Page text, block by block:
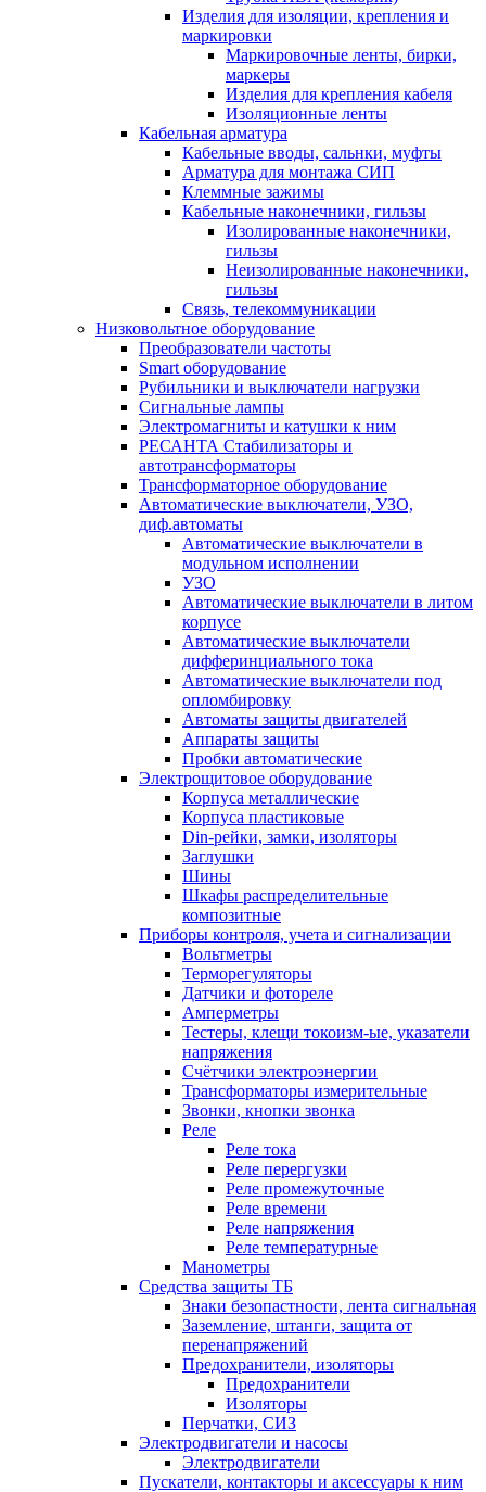
Изделия для изоляции, крепления и
маркировки
Маркировочные ленты, бирки,
маркеры
Изделия для крепления кабеля
Изоляционные ленты
Кабельная арматура
Кабельные вводы, сальнки, муфты
Арматура для монтажа СИП
Клеммные зажимы
Кабельные наконечники, гильзы
Изолированные наконечники,
гильзы
Неизолированные наконечники,
гильзы
Связь, телекоммуникации
Низковольтное оборудование
Преобразователи частоты
Smart оборудование
Рубильники и выключатели нагрузки
Сигнальные лампы
Электромагниты и катушки к ним
РЕСАНТА Стабилизаторы и
автотрансформаторы
Трансформаторное оборудование
Автоматические выключатели, УЗО,
диф.автоматы
Автоматические выключатели в
модульном исполнении
УЗО
Автоматические выключатели в литом
корпусе
Автоматические выключатели
дифферинциального тока
Автоматические выключатели под
опломбировку
Автоматы защиты двигателей
Аппараты защиты
Пробки автоматические
Электрощитовое оборудование
Корпуса металлические
Корпуса пластиковые
Din-рейки, замки, изоляторы
Заглушки
Шины
Шкафы распределительные
композитные
Приборы контроля, учета и сигнализации
Вольтметры
Терморегуляторы
Датчики и фотореле
Амперметры
Тестеры, клещи токоизм-ые, указатели
напряжения
Счётчики электроэнергии
Трансформаторы измерительные
Звонки, кнопки звонка
Реле
Реле тока
Реле перергузки
Реле промежуточные
Реле времени
Реле напряжения
Реле температурные
Манометры
Средства защиты ТБ
Знаки безопастности, лента сигнальная
Заземление, штанги, защита от
перенапряжений
Предохранители, изоляторы
Предохранители
Изоляторы
Перчатки, СИЗ
Электродвигатели и насосы
Электродвигатели
Пускатели, контакторы и аксессуары к ним